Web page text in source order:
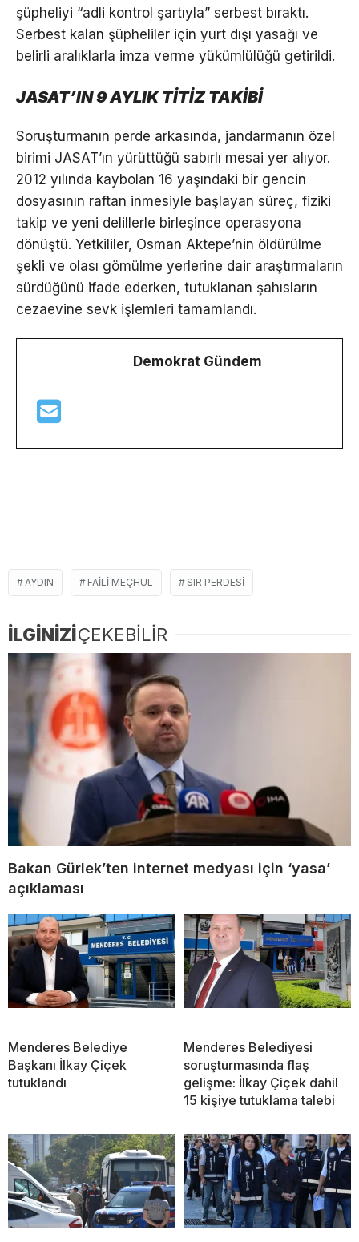
şüpheliyi “adli kontrol şartıyla” serbest bıraktı.
Serbest kalan şüpheliler için yurt dışı yasağı ve
belirli aralıklarla imza verme yükümlülüğü getirildi.
JASAT’IN 9 AYLIK TİTİZ TAKİBİ
Soruşturmanın perde arkasında, jandarmanın özel
birimi JASAT’ın yürüttüğü sabırlı mesai yer alıyor.
2012 yılında kaybolan 16 yaşındaki bir gencin
dosyasının raftan inmesiyle başlayan süreç, fiziki
takip ve yeni delillerle birleşince operasyona
dönüştü. Yetkililer, Osman Aktepe’nin öldürülme
şekli ve olası gömülme yerlerine dair araştırmaların
sürdüğünü ifade ederken, tutuklanan şahısların
cezaevine sevk işlemleri tamamlandı.
Demokrat Gündem
AYDIN FAILI MEÇHUL SIR PERDESI
İLGİNİZİÇEKEBİLİR
Bakan Gürlek’ten internet medyası için ‘yasa’
açıklaması
Menderes Belediye
Başkanı İlkay Çiçek
tutuklandı
Menderes Belediyesi
soruşturmasında flaş
gelişme: İlkay Çiçek dahil
15 kişiye tutuklama talebi